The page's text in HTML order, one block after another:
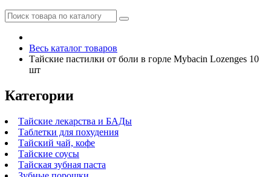
Весь каталог товаров
Тайские пастилки от боли в горле Mybacin Lozenges 10
шт
Категории
Тайские лекарства и БАДы
Таблетки для похудения
Тайский чай, кофе
Тайские соусы
Тайская зубная паста